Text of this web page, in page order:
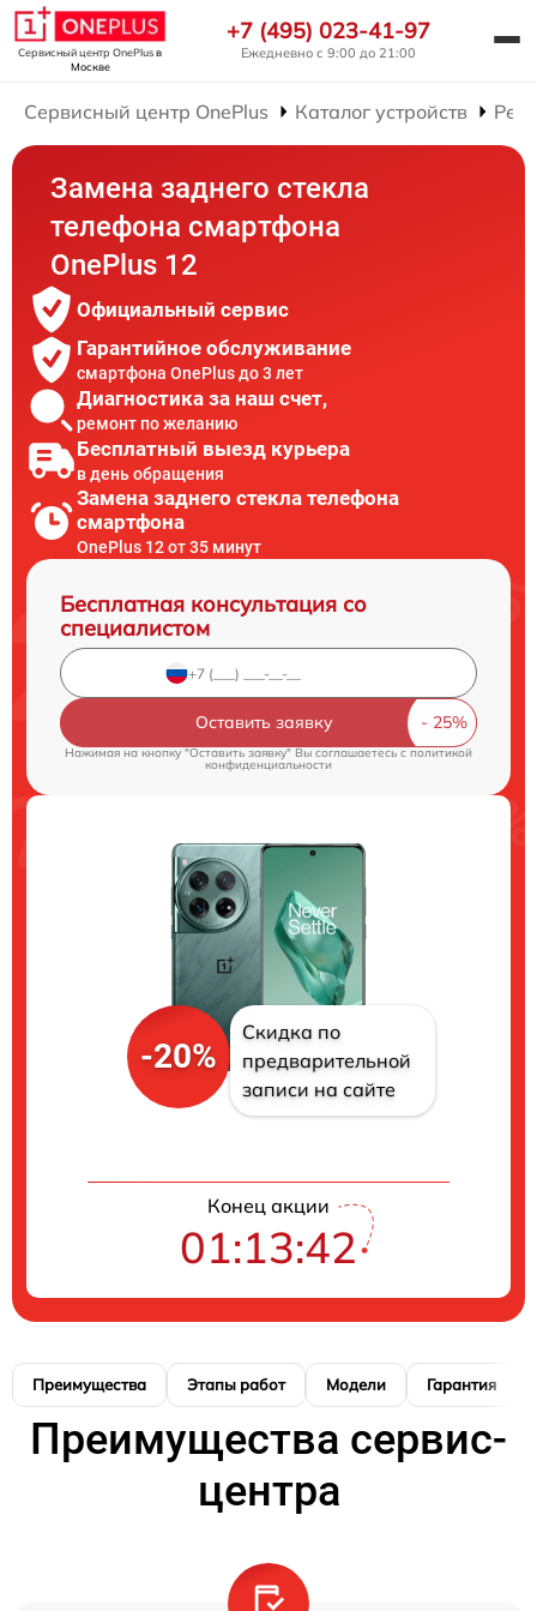
Сервисный центр OnePlusв
Москве
+7 (495) 023-41-97
Ежедневно с 9:00 до 21:00
Сервисный центр OnePlus Каталог устройств
Замена заднего стекла
телефона смартфона
OnePlus 12
Официальный сервис
Гарантийное обслуживание
смартфона OnePlus до 3 лет
Диагностика за наш счет,
ремонт по желанию
Бесплатный выезд курьера
в день обращения
Замена заднего стекла телефона
смартфона
OnePlus 12 от 35 минут
Бесплатная консультация со
специалистом
Оставить заявку
Нажимая на кнопку "Оставить заявку" Вы соглашаетесь c политикой
конфиденциальности
-20%
Скидка по
предварительной
записи на сайте
Конец акции
01:13:42
Преимущества Этапы работ Модели Гарантия
Преимущества сервис-
центра